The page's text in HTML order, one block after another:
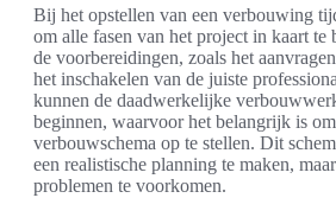
Bij het opstellen van een verbouwing
om alle fasen van het project in kaart
de voorbereidingen, zoals het
het inschakelen van de juiste
kunnen de daadwerkelijke
beginnen, waarvoor het belangrijk is
verbouwschema op te stellen. Dit
een realistische planning te maken,
problemen te voorkomen.